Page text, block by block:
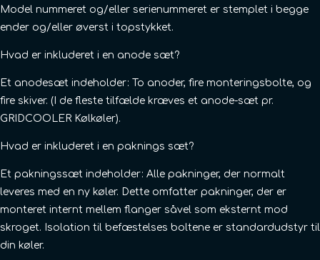
Model nummeret og/eller serienummeret er stemplet i begge
ender og/eller øverst i topstykket.
Hvad er inkluderet i en anode sæt?
Et anodesæt indeholder: To anoder, fire monteringsbolte, og
fire skiver. (I de fleste tilfælde kræves et anode-sæt pr.
GRIDCOOLER Kølkøler).
Hvad er inkluderet i en paknings sæt?
Et pakningssæt indeholder: Alle pakninger, der normalt
leveres med en ny køler. Dette omfatter pakninger, der er
monteret internt mellem flanger såvel som eksternt mod
skroget. Isolation til befæstelses boltene er standardudstyr til
din køler.